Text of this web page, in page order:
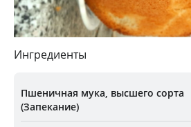
Ингредиенты
Пшеничная мука, высшего сорта
(Запекание)